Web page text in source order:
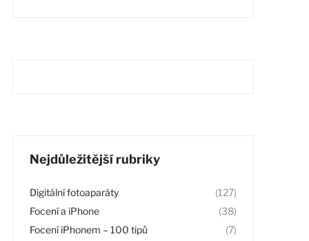
Nejdůležitější rubriky
Digitální fotoaparáty
(127)
Focení a iPhone
(38)
Focení iPhonem – 100 tipů
(7)